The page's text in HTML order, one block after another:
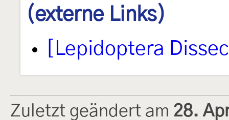
(externe Links)
[Lepidoptera
Zuletzt geändert am 28.